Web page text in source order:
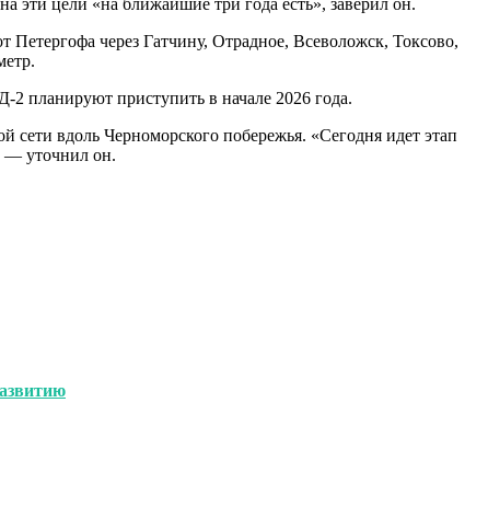
через Гатчину, Отрадное, Всеволожск, Токсово,
планируют приступить в начале 2026 года.
вдоль Черноморского побережья. «Сегодня идет этап
— уточнил он.